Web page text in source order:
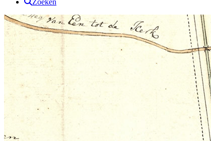
Zoeken
Drents Archief